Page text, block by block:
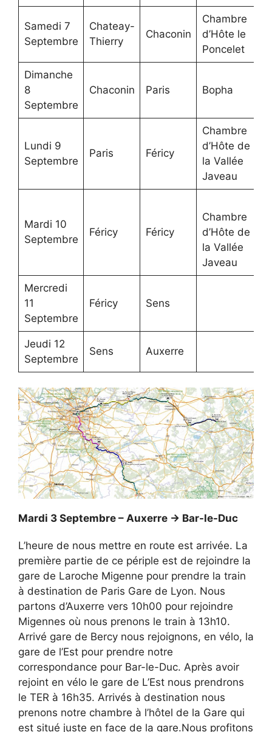
Samedi 7
Septembre
Chateay-
Thierry
Chaconin
Chambre
d’Hôte le
Poncelet
Dimanche
8
Septembre
Chaconin Paris Bopha
Lundi 9
Septembre
Paris Féricy
Chambre
d’Hôte de
la Vallée
Javeau
Mardi 10
Septembre
Féricy Féricy
Chambre
d’Hôte de
la Vallée
Javeau
Mercredi
11
Septembre
Féricy Sens
Jeudi 12
Septembre
Sens Auxerre
Mardi 3 Septembre – Auxerre -> Bar-le-Duc
L’heure de nous mettre en route est arrivée. La
première partie de ce périple est de rejoindre la
gare de Laroche Migenne pour prendre la train
à destination de Paris Gare de Lyon. Nous
partons d’Auxerre vers 10h00 pour rejoindre
Migennes où nous prenons le train à 13h10.
Arrivé gare de Bercy nous rejoignons, en vélo, la
gare de l’Est pour prendre notre
correspondance pour Bar-le-Duc. Après avoir
rejoint en vélo le gare de L’Est nous prendrons
le TER à 16h35. Arrivés à destination nous
prenons notre chambre à l’hôtel de la Gare qui
est situé juste en face de la gare.Nous profitons